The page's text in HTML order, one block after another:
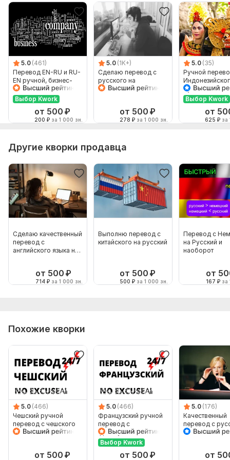
5.0 (461)
Перевод EN-RU и RU-
EN ручной, бизнес-
английский
Выбор Kwork
от 500 ₽
200 ₽ за 1 000 зн.
5.0 (1K+)
Сделаю перевод с
русского на
английский и
от 500 ₽
278 ₽ за 1 000 зн.
5.0 (35)
Ручной
Русский и
Выбор Kwork
от
625 ₽ за
Другие кворки продавца
Сделаю качественный
перевод с
английского языка на
от 500 ₽
714 ₽ за 1 000 зн.
Выполню перевод с
китайского на русский
от 500 ₽
500 ₽ за 1 000 зн.
Перевод с
на Русский и
наоборот
от
167 ₽ за
Похожие кворки
5.0 (466)
Чешский ручной
перевод с чешского
на чешский
от 500 ₽
5.0 (466)
Французский ручной
перевод с
французского на
французский
Выбор Kwork
от 500 ₽
5.0 (176)
Качественный
перевод с
на казахский
от